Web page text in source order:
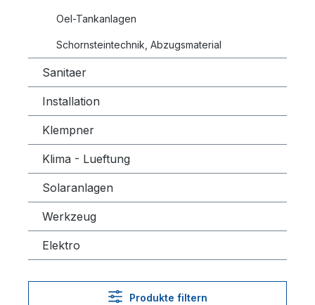
Oel-Tankanlagen
Schornsteintechnik, Abzugsmaterial
Sanitaer
Installation
Klempner
Klima - Lueftung
Solaranlagen
Werkzeug
Elektro
Produkte filtern